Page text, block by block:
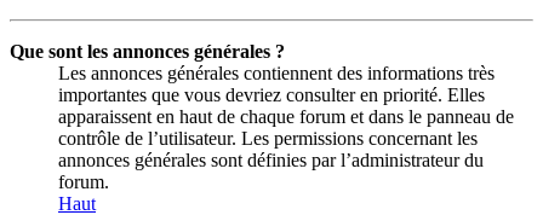
Que sont les annonces générales ?
Les annonces générales contiennent des informations très
importantes que vous devriez consulter en priorité. Elles
apparaissent en haut de chaque forum et dans le panneau de
contrôle de l’utilisateur. Les permissions concernant les
annonces générales sont définies par l’administrateur du
forum.
Haut